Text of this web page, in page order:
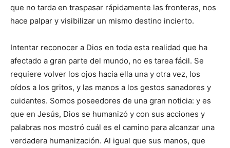
que no tarda en traspasar rápidamente las fronteras, nos
hace palpar y visibilizar un mismo destino incierto.
Intentar reconocer a Dios en toda esta realidad que ha
afectado a gran parte del mundo, no es tarea fácil. Se
requiere volver los ojos hacia ella una y otra vez, los
oídos a los gritos, y las manos a los gestos sanadores y
cuidantes. Somos poseedores de una gran noticia: y es
que en Jesús, Dios se humanizó y con sus acciones y
palabras nos mostró cuál es el camino para alcanzar una
verdadera humanización. Al igual que sus manos, que